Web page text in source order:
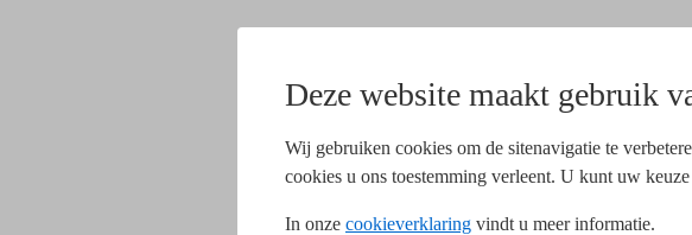
Deze website maakt gebruik
Wij gebruiken cookies om de sitenavigatie te
cookies u ons toestemming verleent. U kunt uw
In onze cookieverklaring vindt u meer informatie.